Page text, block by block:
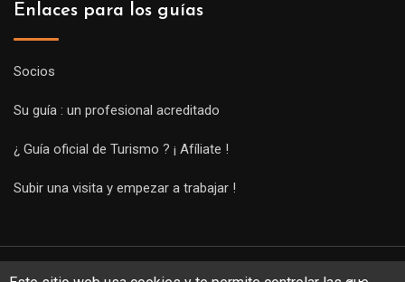
Enlaces para los guías
Socios
Su guía : un profesional acreditado
¿ Guía oficial de Turismo ? ¡ Afíliate !
Subir una visita y empezar a trabajar !